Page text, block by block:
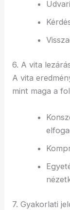
6. A vita
A vita
mint maga a
7. Gyakorlati